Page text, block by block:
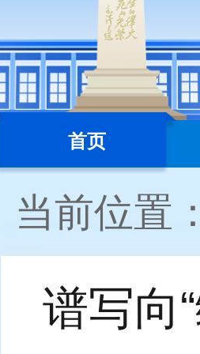
首页
当前位置
谱写向